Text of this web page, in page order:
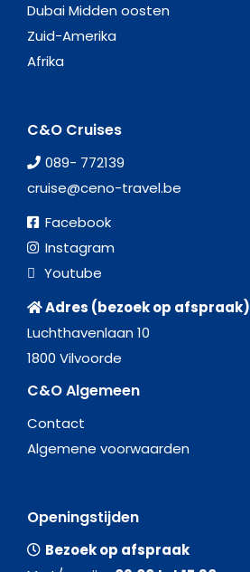
Dubai Midden oosten
Zuid-Amerika
Afrika
C&O Cruises
089- 772139
cruise@ceno-travel.be
Facebook
Instagram
Youtube
Adres (bezoek op afspraak)
Luchthavenlaan 10
1800 Vilvoorde
C&O Algemeen
Contact
Algemene voorwaarden
Openingstijden
Bezoek op afspraak